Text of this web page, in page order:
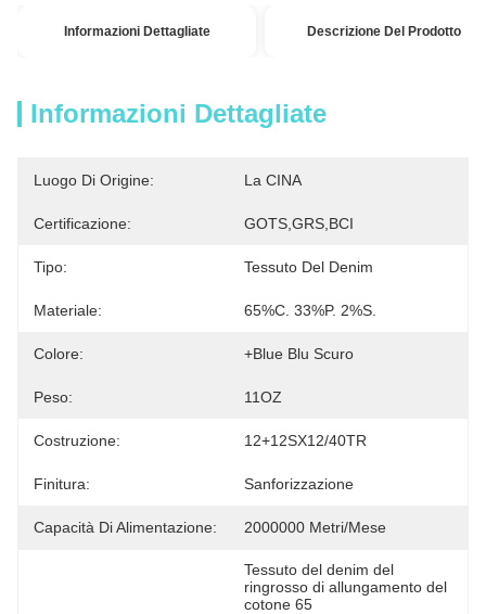
Informazioni Dettagliate Descrizione Del Prodotto
Informazioni Dettagliate
Luogo Di Origine: La CINA
Certificazione: GOTS,GRS,BCI
Tipo: Tessuto Del Denim
Materiale: 65%C. 33%P. 2%S.
Colore: +blue Blu Scuro
Peso: 11OZ
Costruzione: 12+12SX12/40TR
Finitura: Sanforizzazione
Capacità Di Alimentazione: 2000000 Metri/mese
Tessuto del denim del
ringrosso di allungamento del
cotone 65